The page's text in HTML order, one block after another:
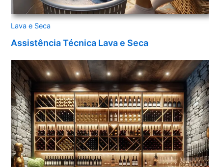
Lava e Seca
Assistência Técnica Lava e Seca